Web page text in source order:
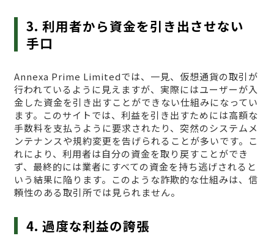
3. 利用者から資金を引き出させない
手口
Annexa Prime Limitedでは、一見、仮想通貨の取引が
行われているように見えますが、実際にはユーザーが入
金した資金を引き出すことができない仕組みになってい
ます。このサイトでは、利益を引き出すためには高額な
手数料を支払うように要求されたり、突然のシステムメ
ンテナンスや規約変更を告げられることが多いです。こ
れにより、利用者は自分の資金を取り戻すことができ
ず、最終的には業者にすべての資金を持ち逃げされると
いう結果に陥ります。このような詐欺的な仕組みは、信
頼性のある取引所では見られません。
4. 過度な利益の誇張